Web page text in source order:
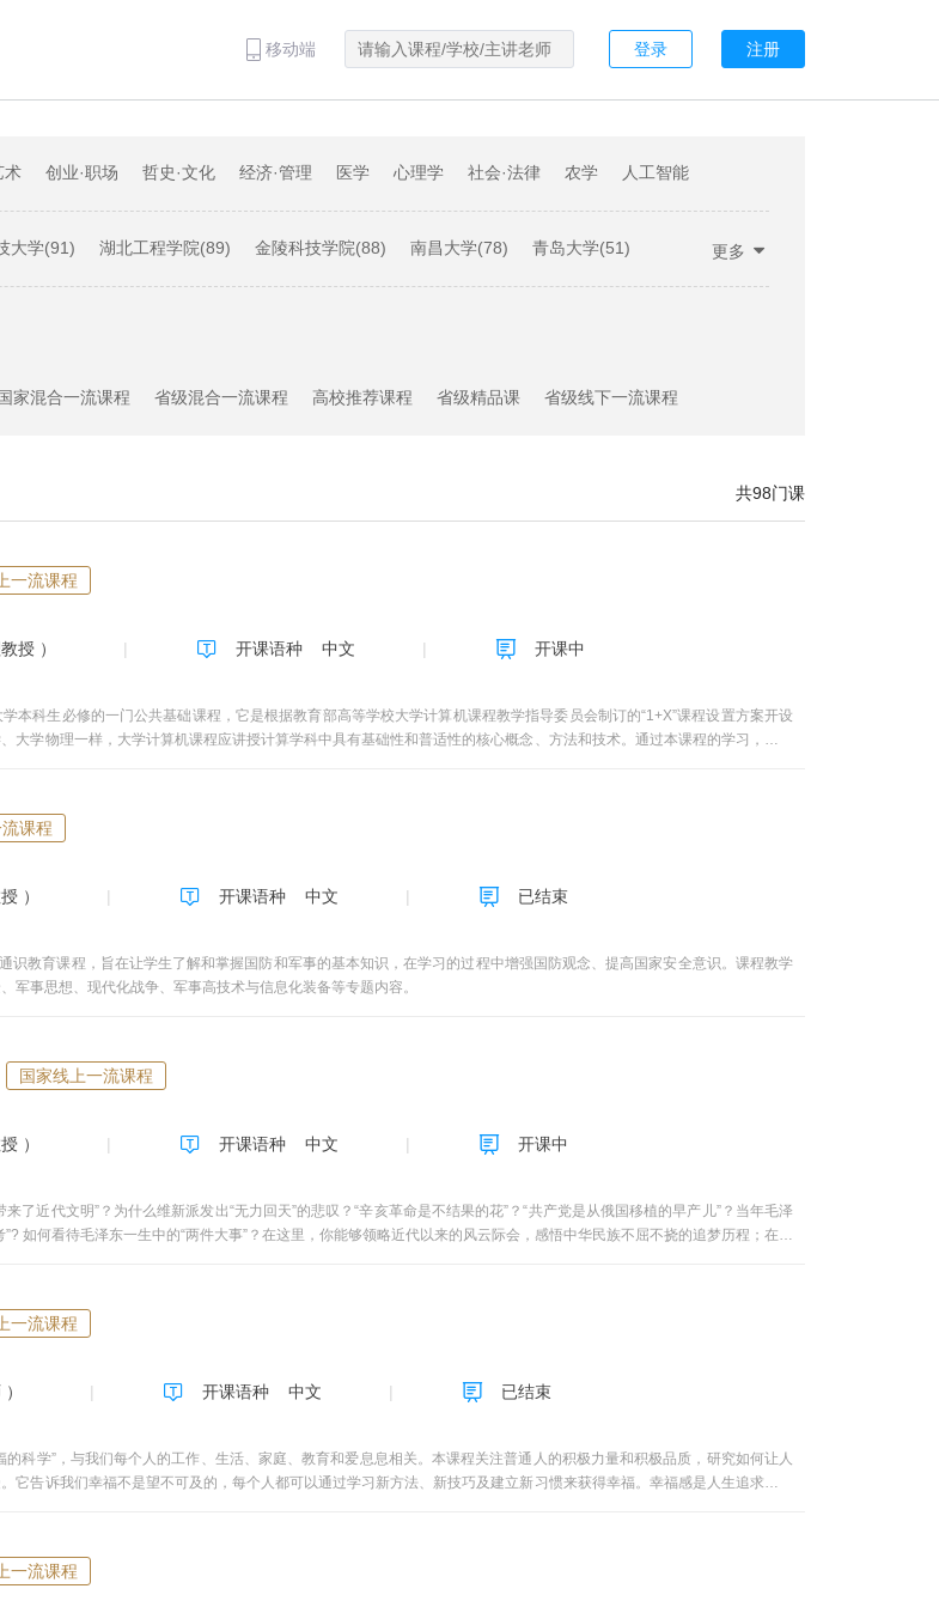
移动端 登录 注册
术 创业·职场 哲史·文化 经济·管理 医学 心理学 社会·法律 农学 人工智能
大学(91) 湖北工程学院(89) 金陵科技学院(88) 南昌大学(78) 青岛大学(51) 更多
国家混合一流课程 省级混合一流课程 高校推荐课程 省级精品课 省级线下一流课程
共98门课
一流课程
授 ） 开课语种 中文 开课中
本科生必修的一门公共基础课程，它是根据教育部高等学校大学计算机课程教学指导委员会制订的“1+X”课程设置方案开设
大学物理一样，大学计算机课程应讲授计算学科中具有基础性和普适性的核心概念、方法和技术。通过本课程的学习，使学
验内容涉及操作系统、办公软件、算法工具、计算机网络等。使学生能在熟练使用办公软件和算法工具的基础上，进一步提
课程
） 开课语种 中文 已结束
识教育课程，旨在让学生了解和掌握国防和军事的基本知识，在学习的过程中增强国防观念、提高国家安全意识。课程教学
军事思想、现代化战争、军事高技术与信息化装备等专题内容。
国家线上一流课程
） 开课语种 中文 开课中
了近代文明”？为什么维新派发出“无力回天”的悲叹？“辛亥革命是不结果的花”？“共产党是从俄国移植的早产儿”？当年毛泽
如何看待毛泽东一生中的“两件大事”？在这里，你能够领略近代以来的风云际会，感悟中华民族不屈不挠的追梦历程；在这
。本课程属于法学门类下马克思主义理论一级学科所属的中国近现代史基本问题研究二级学科，为高校思想政治理论课程之
科等层次的公共选修课，同时可以满足各层次、各年龄段学习者修学分和兴趣学习。本课程2018年被教育部认定为国家精
一流课程
开课语种 中文 已结束
的科学”，与我们每个人的工作、生活、家庭、教育和爱息息相关。本课程关注普通人的积极力量和积极品质，研究如何让人
它告诉我们幸福不是望不可及的，每个人都可以通过学习新方法、新技巧及建立新习惯来获得幸福。幸福感是人生追求的目
进主观幸福感，在学习中逐渐让学生具备预测影响幸福的因素的能力。帮助学生建立积极的乐观解释风格，从正向的角度看
社会人”的意识，树立幸福来自于为社会、组织做出积极贡献的幸福理念，使得学生更加接近幸福。本课程包括以下五大部
一流课程